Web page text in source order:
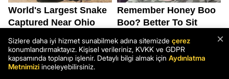
×
Sizlere daha iyi hizmet sunabilmek adına sitemizde çerez
konumlandırmaktayız. Kişisel verileriniz, KVKK ve GDPR
kapsamında toplanıp işlenir. Detaylı bilgi almak için Aydınlatma
Metnimizi inceleyebilirsiniz.